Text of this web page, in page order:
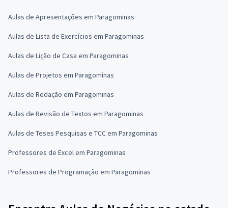
Aulas de Apresentações em Paragominas
Aulas de Lista de Exercícios em Paragominas
Aulas de Lição de Casa em Paragominas
Aulas de Projetos em Paragominas
Aulas de Redação em Paragominas
Aulas de Revisão de Textos em Paragominas
Aulas de Teses Pesquisas e TCC em Paragominas
Professores de Excel em Paragominas
Professores de Programação em Paragominas